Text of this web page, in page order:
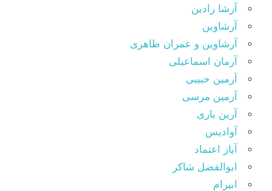
آرشا رادین
آرشاوین
آرشاوین و عمران طاهری
آرمان اسماعیلی
آرمین حبیبی
آرمین مرسی
آرین یاری
آوادیس
آیاز اعتماد
ابوالفضل شاکر
ابیرام